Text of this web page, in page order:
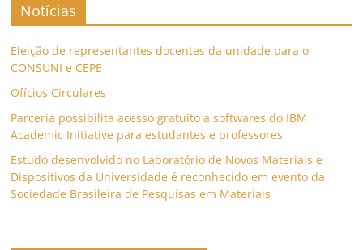
Notícias
Eleição de representantes docentes da unidade para o
CONSUNI e CEPE
Ofícios Circulares
Parceria possibilita acesso gratuito a softwares do IBM
Academic Initiative para estudantes e professores
Estudo desenvolvido no Laboratório de Novos Materiais e
Dispositivos da Universidade é reconhecido em evento da
Sociedade Brasileira de Pesquisas em Materiais